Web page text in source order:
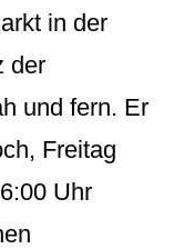
in der
der
und fern. Er
Freitag
Uhr